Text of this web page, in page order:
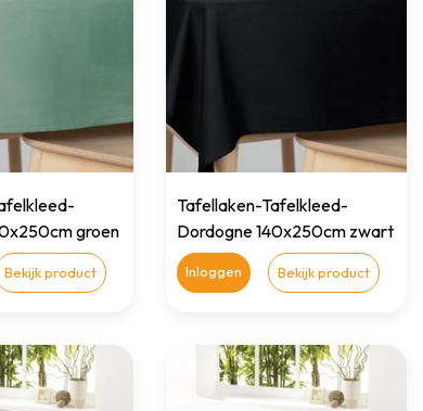
groen
Bekijk product
Tafellaken-Tafelkleed-
Dordogne 140x250cm zwart
Inloggen Bekijk product